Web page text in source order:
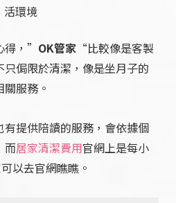
活環境
，” OK管家 “比較像是客製
侷限於清潔，像是坐月子的
服務。
提供陪讀的服務，會依據個
而居家清潔費用官網上是每小
以去官網瞧瞧。